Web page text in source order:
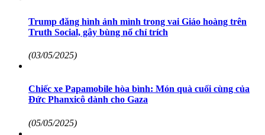
Trump đăng hình ảnh mình trong vai Giáo hoàng trên
Truth Social, gây bùng nổ chỉ trích
(03/05/2025)
Chiếc xe Papamobile hòa bình: Món quà cuối cùng của
Đức Phanxicô dành cho Gaza
(05/05/2025)